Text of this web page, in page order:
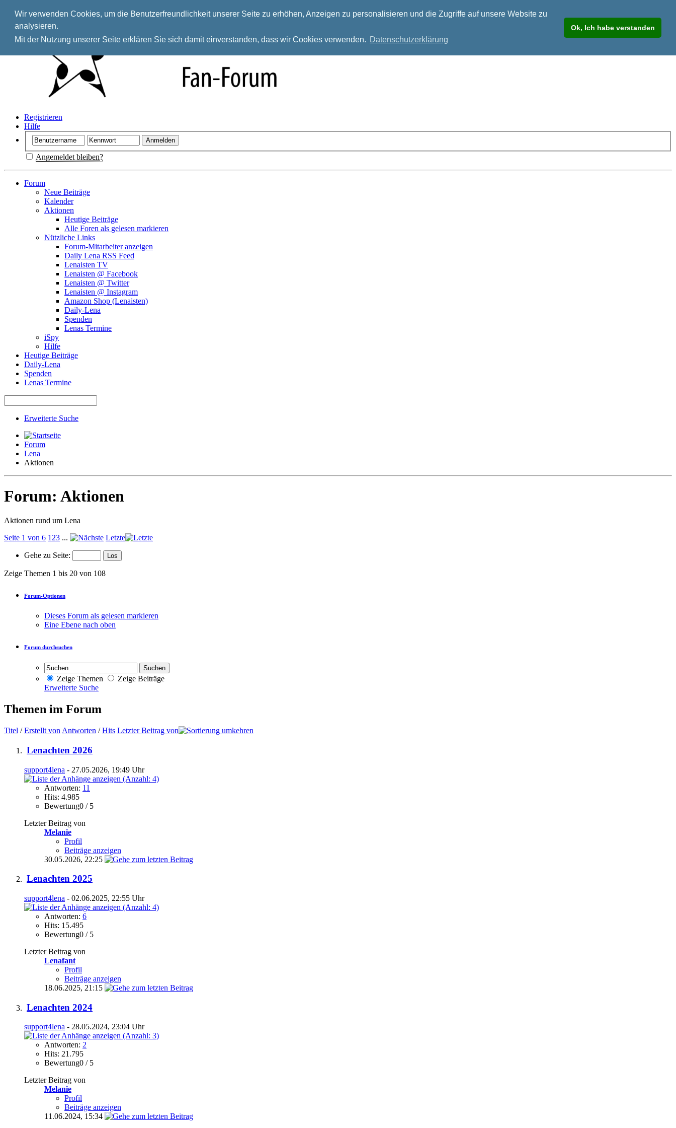
Wir verwenden Cookies, um die Benutzerfreundlichkeit unserer Seite zu erhöhen, Anzeigen zu personalisieren und die Zugriffe auf unsere Website zu
analysieren.
Mit der Nutzung unserer Seite erklären Sie sich damit einverstanden, dass wir Cookies verwenden. Datenschutzerklärung
Ok, Ich habe verstanden
Registrieren
Hilfe
Angemeldet bleiben?
Forum
Neue Beiträge
Kalender
Aktionen
Heutige Beiträge
Alle Foren als gelesen markieren
Nützliche Links
Forum-Mitarbeiter anzeigen
Daily Lena RSS Feed
Lenaisten TV
Lenaisten @ Facebook
Lenaisten @ Twitter
Lenaisten @ Instagram
Amazon Shop (Lenaisten)
Daily-Lena
Spenden
Lenas Termine
iSpy
Hilfe
Heutige Beiträge
Daily-Lena
Spenden
Lenas Termine
Erweiterte Suche
Forum
Lena
Aktionen
Forum: Aktionen
Aktionen rund um Lena
Seite 1 von 6 123 ... Letzte
Gehe zu Seite:
Zeige Themen 1 bis 20 von 108
Forum-Optionen
Dieses Forum als gelesen markieren
Eine Ebene nach oben
Forum durchsuchen
Zeige Themen
Zeige Beiträge
Erweiterte Suche
Themen im Forum
Titel /Erstellt von Antworten /Hits Letzter Beitrag von
Lenachten 2026
support4lena - 27.05.2026, 19:49 Uhr
Antworten: 11
Hits: 4.985
Bewertung0 / 5
Letzter Beitrag von
Melanie
Profil
Beiträge anzeigen
30.05.2026, 22:25
Lenachten 2025
support4lena - 02.06.2025, 22:55 Uhr
Antworten: 6
Hits: 15.495
Bewertung0 / 5
Letzter Beitrag von
Lenafant
Profil
Beiträge anzeigen
18.06.2025, 21:15
Lenachten 2024
support4lena - 28.05.2024, 23:04 Uhr
Antworten: 2
Hits: 21.795
Bewertung0 / 5
Letzter Beitrag von
Melanie
Profil
Beiträge anzeigen
11.06.2024, 15:34